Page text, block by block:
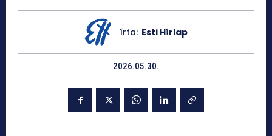
írta: Esti Hírlap
2026.05.30.